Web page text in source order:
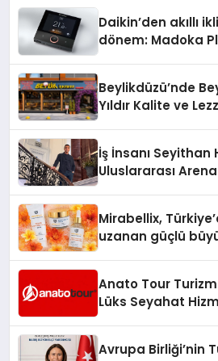
Daikin’den akıllı
dönem: Madoka
Beylikdüzü’nde
Yıldır Kalite ve
İş İnsanı Seyithan
Uluslararası
Mirabellix,
uzanan güçlü
Anato Tour
Lüks Seyahat
Avrupa Birliği’nin